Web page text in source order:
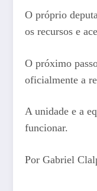
O próprio
os recursos e
O próximo
oficialmente a
A unidade e a
funcionar.
Por Gabriel